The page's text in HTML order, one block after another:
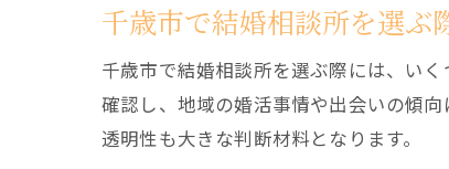
千歳市で結婚相談所を選ぶ
千歳市で結婚相談所を選ぶ際には、い
確認し、地域の婚活事情や出会いの傾
透明性も大きな判断材料となります。